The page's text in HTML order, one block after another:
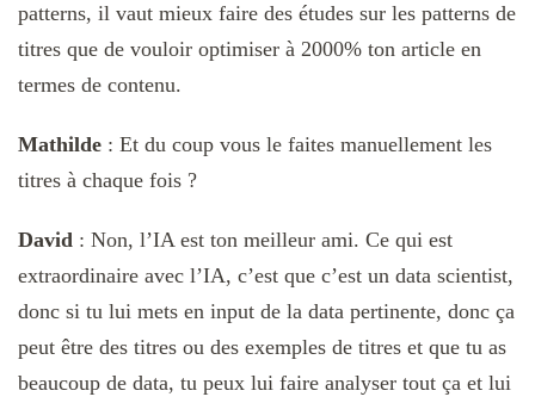
patterns, il vaut mieux faire des études sur les patterns de
titres que de vouloir optimiser à 2000% ton article en
termes de contenu.
Mathilde : Et du coup vous le faites manuellement les
titres à chaque fois ?
David : Non, l’IA est ton meilleur ami. Ce qui est
extraordinaire avec l’IA, c’est que c’est un data scientist,
donc si tu lui mets en input de la data pertinente, donc ça
peut être des titres ou des exemples de titres et que tu as
beaucoup de data, tu peux lui faire analyser tout ça et lui